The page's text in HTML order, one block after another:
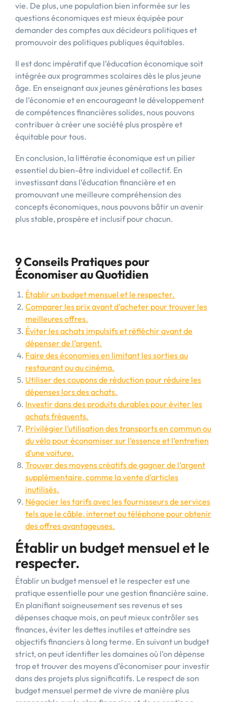
vie. De plus, une population bien informée sur les
questions économiques est mieux équipée pour
demander des comptes aux décideurs politiques et
promouvoir des politiques publiques équitables.
Il est donc impératif que l’éducation économique soit
intégrée aux programmes scolaires dès le plus jeune
âge. En enseignant aux jeunes générations les bases
de l’économie et en encourageant le développement
de compétences financières solides, nous pouvons
contribuer à créer une société plus prospère et
équitable pour tous.
En conclusion, la littératie économique est un pilier
essentiel du bien-être individuel et collectif. En
investissant dans l’éducation financière et en
promouvant une meilleure compréhension des
concepts économiques, nous pouvons bâtir un avenir
plus stable, prospère et inclusif pour chacun.
9 Conseils Pratiques pour
Économiser au Quotidien
Établir un budget mensuel et le respecter.
Comparer les prix avant d’acheter pour trouver les
meilleures offres.
Éviter les achats impulsifs et réfléchir avant de
dépenser de l’argent.
Faire des économies en limitant les sorties au
restaurant ou au cinéma.
Utiliser des coupons de réduction pour réduire les
dépenses lors des achats.
Investir dans des produits durables pour éviter les
achats fréquents.
Privilégier l’utilisation des transports en commun ou
du vélo pour économiser sur l’essence et l’entretien
d’une voiture.
Trouver des moyens créatifs de gagner de l’argent
supplémentaire, comme la vente d’articles
inutilisés.
Négocier les tarifs avec les fournisseurs de services
tels que le câble, internet ou téléphone pour obtenir
des offres avantageuses.
Établir un budget mensuel et le
respecter.
Établir un budget mensuel et le respecter est une
pratique essentielle pour une gestion financière saine.
En planifiant soigneusement ses revenus et ses
dépenses chaque mois, on peut mieux contrôler ses
finances, éviter les dettes inutiles et atteindre ses
objectifs financiers à long terme. En suivant un budget
strict, on peut identifier les domaines où l’on dépense
trop et trouver des moyens d’économiser pour investir
dans des projets plus significatifs. Le respect de son
budget mensuel permet de vivre de manière plus